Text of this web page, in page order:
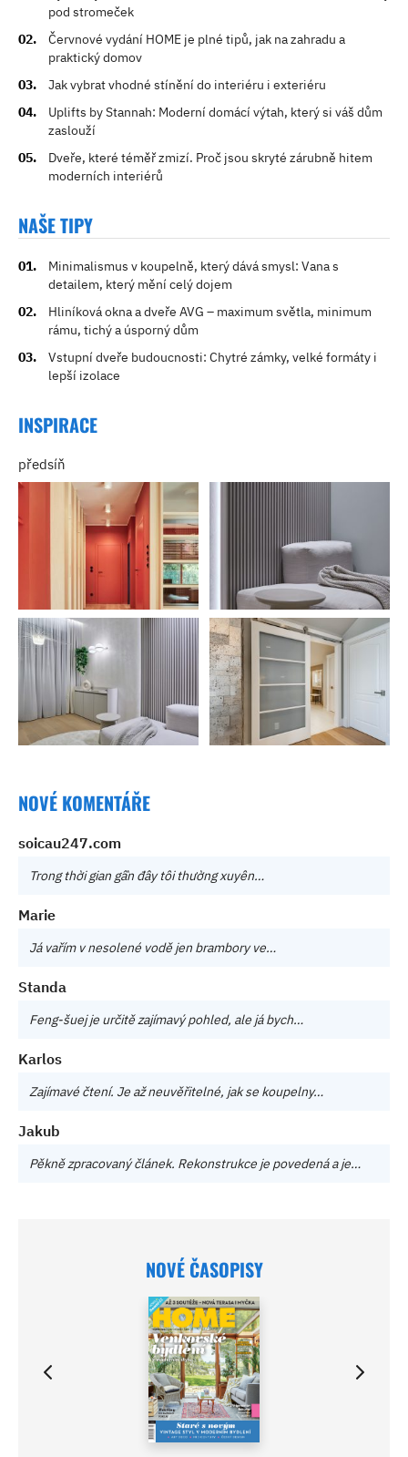
pod stromeček
Červnové vydání HOME je plné tipů, jak na zahradu a
praktický domov
Jak vybrat vhodné stínění do interiéru i exteriéru
Uplifts by Stannah: Moderní domácí výtah, který si váš dům
zaslouží
Dveře, které téměř zmizí. Proč jsou skryté zárubně hitem
moderních interiérů
NAŠE TIPY
Minimalismus v koupelně, který dává smysl: Vana s
detailem, který mění celý dojem
Hliníková okna a dveře AVG – maximum světla, minimum
rámu, tichý a úsporný dům
Vstupní dveře budoucnosti: Chytré zámky, velké formáty i
lepší izolace
INSPIRACE
předsíň
NOVÉ KOMENTÁŘE
soicau247.com
Trong thời gian gần đây tôi thường xuyên…
Marie
Já vařím v nesolené vodě jen brambory ve…
Standa
Feng-šuej je určitě zajímavý pohled, ale já bych…
Karlos
Zajímavé čtení. Je až neuvěřitelné, jak se koupelny…
Jakub
Pěkně zpracovaný článek. Rekonstrukce je povedená a je…
NOVÉ ČASOPISY